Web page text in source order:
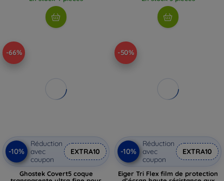
-66%
-10%
Réduction
avec
coupon
EXTRA10
Ghostek Covert5 coque
-50%
-10%
Réduction
avec
coupon
EXTRA10
Eiger Tri Flex film de protection